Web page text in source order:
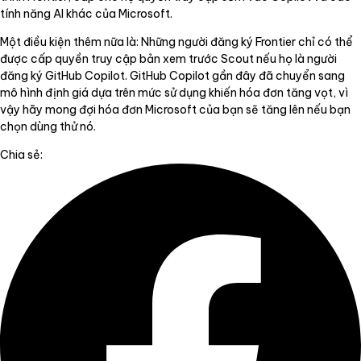
tính năng AI khác của Microsoft.
Một điều kiện thêm nữa là: Những người đăng ký Frontier chỉ có thể
được cấp quyền truy cập bản xem trước Scout nếu họ là người
đăng ký GitHub Copilot. GitHub Copilot gần đây đã chuyển sang
mô hình định giá dựa trên mức sử dụng khiến hóa đơn tăng vọt, vì
vậy hãy mong đợi hóa đơn Microsoft của bạn sẽ tăng lên nếu bạn
chọn dùng thử nó.
Chia sẻ: